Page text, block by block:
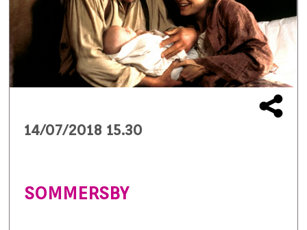
14/07/2018 15.30
SOMMERSBY